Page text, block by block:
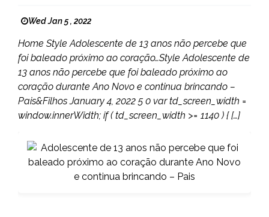
Wed Jan 5 , 2022
Home Style Adolescente de 13 anos não percebe que
foi baleado próximo ao coração…Style Adolescente de
13 anos não percebe que foi baleado próximo ao
coração durante Ano Novo e continua brincando –
Pais&Filhos January 4, 2022 5 0 var td_screen_width =
window.innerWidth; if ( td_screen_width >= 1140 ) { […]